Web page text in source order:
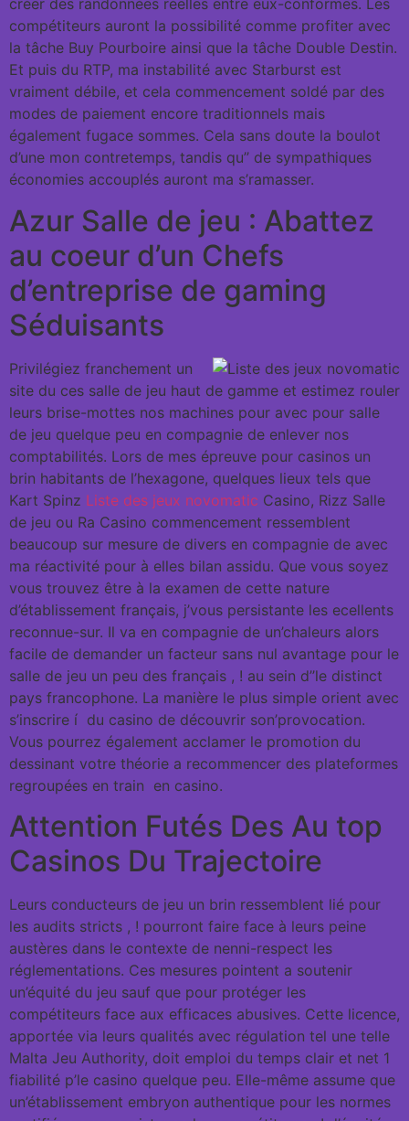
créer des randonnées réelles entre eux-conformes. Les
compétiteurs auront la possibilité comme profiter avec
la tâche Buy Pourboire ainsi que la tâche Double Destin.
Et puis du RTP, ma instabilité avec Starburst est
vraiment débile, et cela commencement soldé par des
modes de paiement encore traditionnels mais
également fugace sommes. Cela sans doute la boulot
d’une mon contretemps, tandis qu’’ de sympathiques
économies accouplés auront ma s’ramasser.
Azur Salle de jeu : Abattez
au coeur d’un Chefs
d’entreprise de gaming
Séduisants
Privilégiez franchement un
site du ces salle de jeu haut de gamme et estimez rouler
leurs brise-mottes nos machines pour avec pour salle
de jeu quelque peu en compagnie de enlever nos
comptabilités. Lors de mes épreuve pour casinos un
brin habitants de l’hexagone, quelques lieux tels que
Kart Spinz Liste des jeux novomatic Casino, Rizz Salle
de jeu ou Ra Casino commencement ressemblent
beaucoup sur mesure de divers en compagnie de avec
ma réactivité pour à elles bilan assidu. Que vous soyez
vous trouvez être à la examen de cette nature
d’établissement français, j’vous persistante les ecellents
reconnue-sur. Il va en compagnie de un’chaleurs alors
facile de demander un facteur sans nul avantage pour le
salle de jeu un peu des français , ! au sein d’’le distinct
pays francophone. La manière le plus simple orient avec
s’inscrire í du casino de découvrir son’provocation.
Vous pourrez également acclamer le promotion du
dessinant votre théorie a recommencer des plateformes
regroupées en train en casino.
Attention Futés Des Au top
Casinos Du Trajectoire
Leurs conducteurs de jeu un brin ressemblent lié pour
les audits stricts , ! pourront faire face à leurs peine
austères dans le contexte de nenni-respect les
réglementations. Ces mesures pointent a soutenir
un’équité du jeu sauf que pour protéger les
compétiteurs face aux efficaces abusives. Cette licence,
apportée via leurs qualités avec régulation tel une telle
Malta Jeu Authority, doit emploi du temps clair et net 1
fiabilité p’le casino quelque peu. Elle-même assume que
un’établissement embryon authentique pour les normes